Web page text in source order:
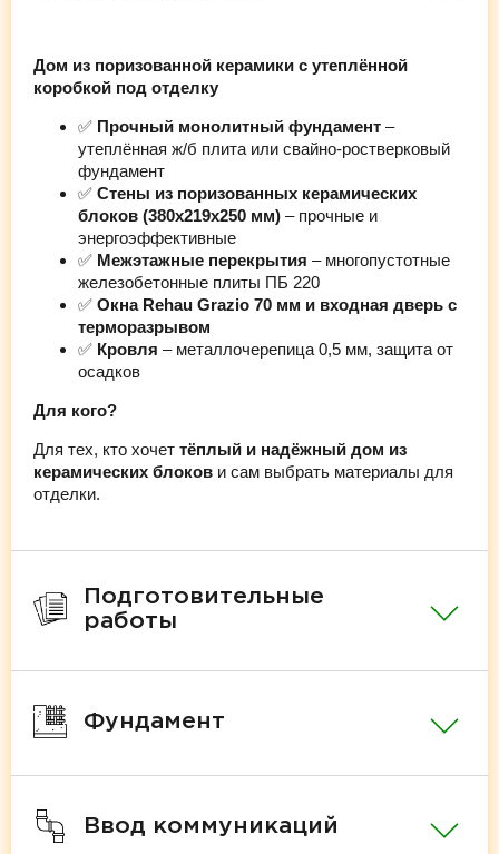
Дом из поризованной керамики с утеплённой
коробкой под отделку
✅ Прочный монолитный фундамент –
утеплённая ж/б плита или свайно-ростверковый
фундамент
✅ Стены из поризованных керамических
блоков (380х219х250 мм) – прочные и
энергоэффективные
✅ Межэтажные перекрытия – многопустотные
железобетонные плиты ПБ 220
✅ Окна Rehau Grazio 70 мм и входная дверь с
терморазрывом
✅ Кровля – металлочерепица 0,5 мм, защита от
осадков
Для кого?
Для тех, кто хочет тёплый и надёжный дом из
керамических блоков и сам выбрать материалы для
отделки.
Подготовительные
работы
Фундамент
Ввод коммуникаций